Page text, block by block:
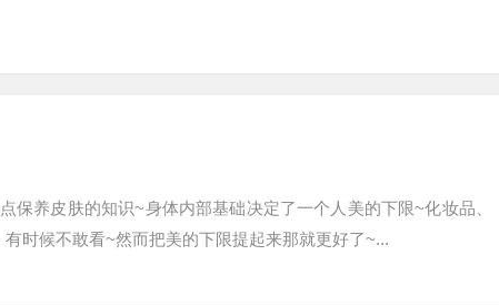
保养皮肤的知识~身体内部基础决定了一个人美的下限~化妆品、
时候不敢看~然而把美的下限提起来那就更好了~...